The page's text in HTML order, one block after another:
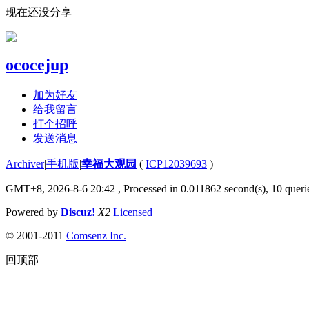
现在还没分享
ococejup
加为好友
给我留言
打个招呼
发送消息
Archiver|手机版|幸福大观园 ( ICP12039693 )
GMT+8, 2026-8-6 20:42 , Processed in 0.011862 second(s), 10
Powered by Discuz! X2 Licensed
© 2001-2011 Comsenz Inc.
回顶部